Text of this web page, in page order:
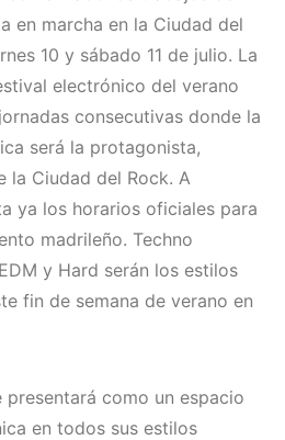
en marcha en la Ciudad del
10 y sábado 11 de julio. La
electrónico del verano
consecutivas donde la
será la protagonista,
la Ciudad del Rock. A
ya los horarios oficiales para
madrileño. Techno
y Hard serán los estilos
fin de semana de verano en
presentará como un espacio
en todos sus estilos